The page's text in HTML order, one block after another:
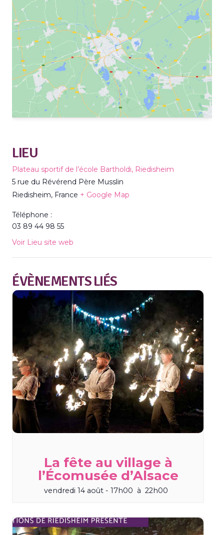
LIEU
Plateau sportif de l’école Bartholdi, Riedisheim
5 rue du Révérend Père Musslin
Riedisheim, France + Google Map
Téléphone :
03 89 44 98 55
Voir Lieu site web
ÉVÈNEMENTS LIÉS
La fête au village à
l’Écomusée d’Alsace
vendredi 14 août - 17h00 à 22h00